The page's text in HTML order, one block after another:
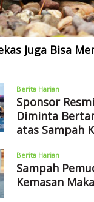
Juga Bisa
Berita Harian
Sponsor
Diminta
atas Sampah
Berita Harian
Sampah
Kemasan